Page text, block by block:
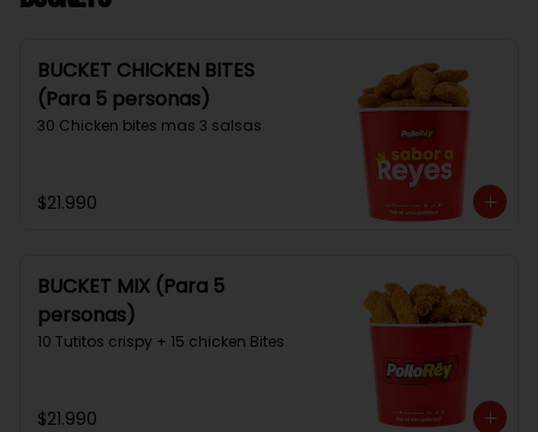
BUCKET CHICKEN BITES
(Para 5 personas)
30 Chicken bites mas 3 salsas
$21.990
BUCKET MIX (Para 5
personas)
10 Tutitos crispy + 15 chicken Bites
$21.990